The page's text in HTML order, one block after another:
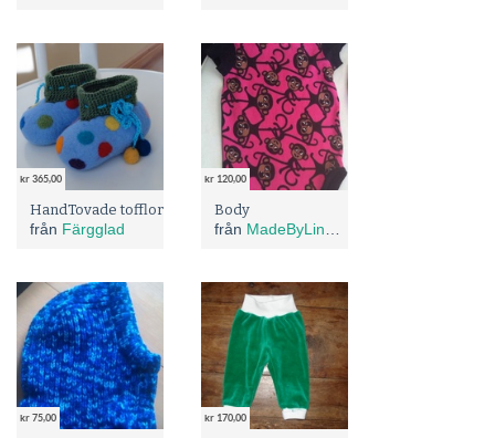
kr 365,00
HandTovade tofflor
från Färgglad
kr 120,00
Body
från MadeByLindergren
kr 75,00 kr 170,00